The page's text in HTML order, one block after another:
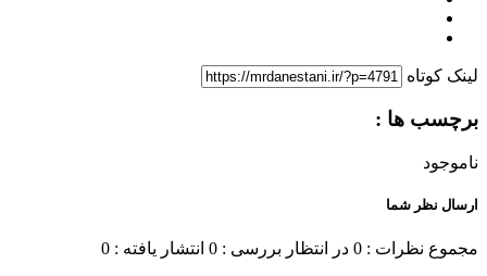
لینک کوتاه
برچسب ها :
ناموجود
ارسال نظر شما
مجموع نظرات : 0 در انتظار بررسی : 0 انتشار یافته : 0